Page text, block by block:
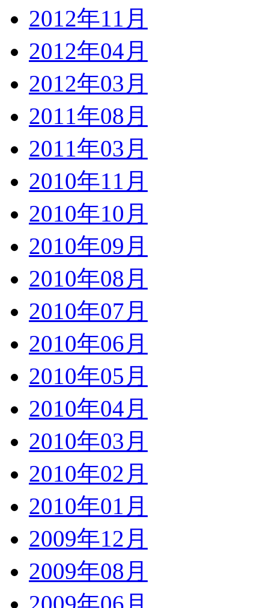
2012年11月
2012年04月
2012年03月
2011年08月
2011年03月
2010年11月
2010年10月
2010年09月
2010年08月
2010年07月
2010年06月
2010年05月
2010年04月
2010年03月
2010年02月
2010年01月
2009年12月
2009年08月